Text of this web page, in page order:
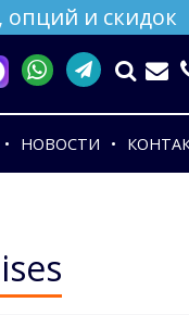
и скидок
НОВОСТИ